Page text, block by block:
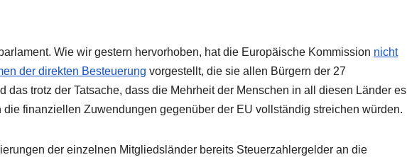
Wie wir gestern hervorhoben, hat die Europäische Kommission nicht
der direkten Besteuerung vorgestellt, die sie allen Bürgern der 27
das trotz der Tatsache, dass die Mehrheit der Menschen in all diesen Länder es
die finanziellen Zuwendungen gegenüber der EU vollständig streichen würden.
der einzelnen Mitgliedsländer bereits Steuerzahlergelder an die